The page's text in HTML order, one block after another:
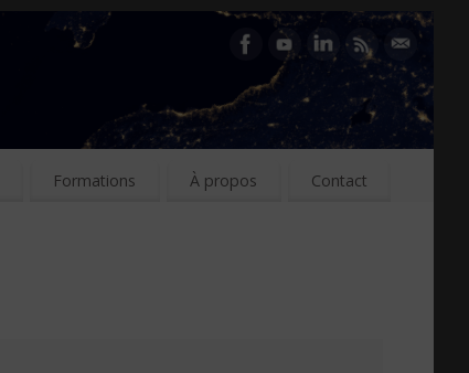
Formations À propos Contact